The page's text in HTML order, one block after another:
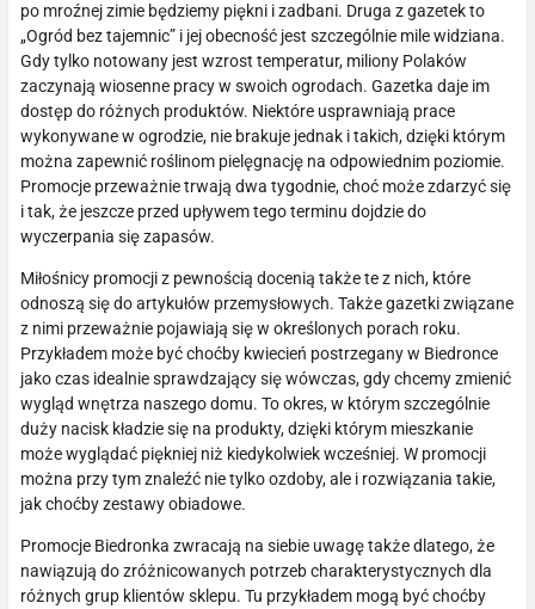
po mroźnej zimie będziemy piękni i zadbani. Druga z gazetek to
„Ogród bez tajemnic” i jej obecność jest szczególnie mile widziana.
Gdy tylko notowany jest wzrost temperatur, miliony Polaków
zaczynają wiosenne pracy w swoich ogrodach. Gazetka daje im
dostęp do różnych produktów. Niektóre usprawniają prace
wykonywane w ogrodzie, nie brakuje jednak i takich, dzięki którym
można zapewnić roślinom pielęgnację na odpowiednim poziomie.
Promocje przeważnie trwają dwa tygodnie, choć może zdarzyć się
i tak, że jeszcze przed upływem tego terminu dojdzie do
wyczerpania się zapasów.
Miłośnicy promocji z pewnością docenią także te z nich, które
odnoszą się do artykułów przemysłowych. Także gazetki związane
z nimi przeważnie pojawiają się w określonych porach roku.
Przykładem może być choćby kwiecień postrzegany w Biedronce
jako czas idealnie sprawdzający się wówczas, gdy chcemy zmienić
wygląd wnętrza naszego domu. To okres, w którym szczególnie
duży nacisk kładzie się na produkty, dzięki którym mieszkanie
może wyglądać piękniej niż kiedykolwiek wcześniej. W promocji
można przy tym znaleźć nie tylko ozdoby, ale i rozwiązania takie,
jak choćby zestawy obiadowe.
Promocje Biedronka zwracają na siebie uwagę także dlatego, że
nawiązują do zróżnicowanych potrzeb charakterystycznych dla
różnych grup klientów sklepu. Tu przykładem mogą być choćby